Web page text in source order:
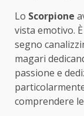
Lo Scorpione
vista emotivo.
segno
magari
passione e
comprendere